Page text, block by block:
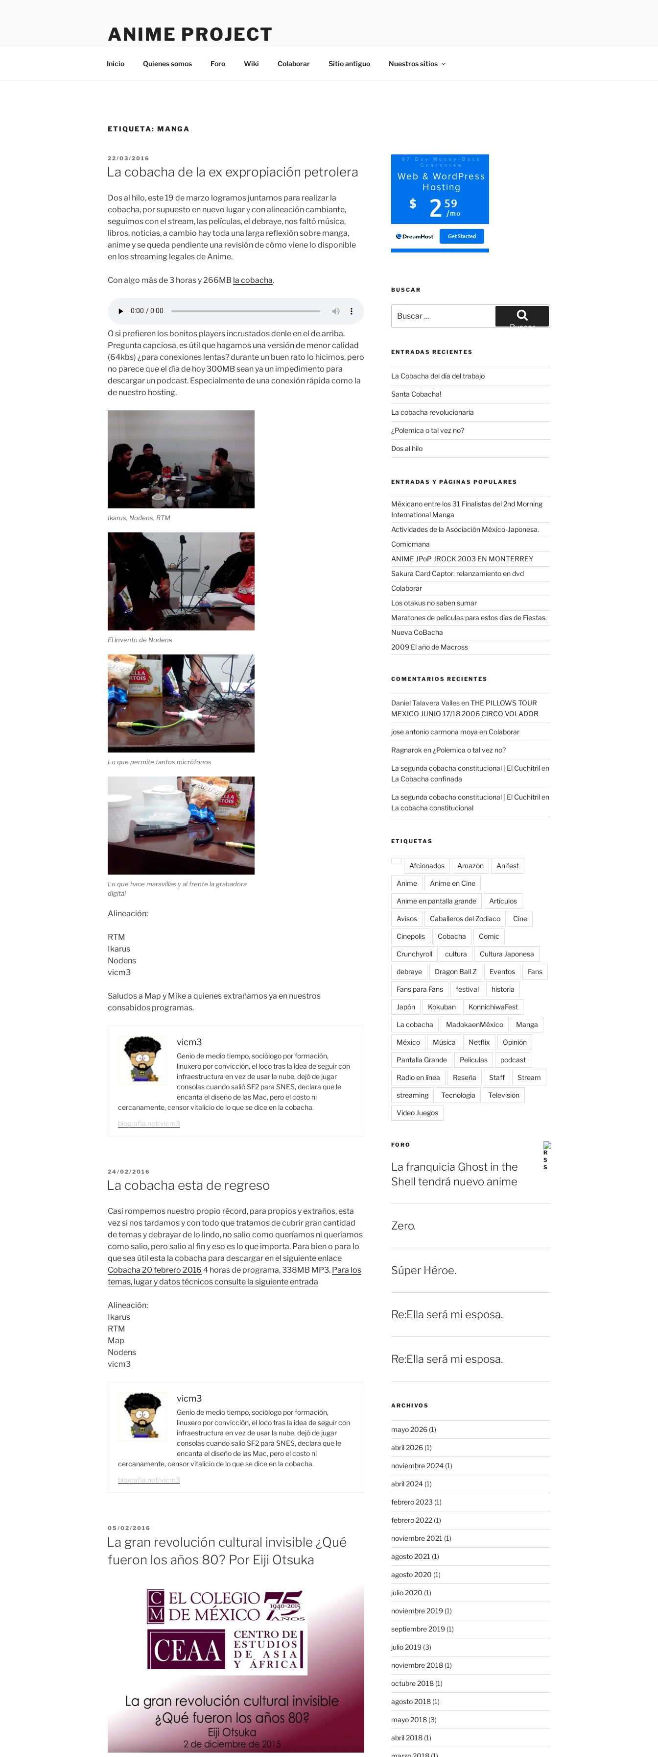
ANIME PROJECT
Inicio Quienes somos Foro Wiki Colaborar Sitio antiguo Nuestros sitios
ETIQUETA: MANGA
PUBLICADO
EL
22/03/2016
La cobacha de la ex expropiación petrolera
Dos al hilo, este 19 de marzo logramos juntarnos para realizar la
cobacha, por supuesto en nuevo lugar y con alineación cambiante,
seguimos con el stream, las películas, el debraye, nos faltó música,
libros, noticias, a cambio hay toda una larga reflexión sobre manga,
anime y se queda pendiente una revisión de cómo viene lo disponible
en los streaming legales de Anime.
Con algo más de 3 horas y 266MB la cobacha.
O si prefieren los bonitos players incrustados denle en el de arriba.
Pregunta capciosa, es útil que hagamos una versión de menor calidad
(64kbs) ¿para conexiones lentas? durante un buen rato lo hicimos, pero
no parece que el día de hoy 300MB sean ya un impedimento para
descargar un podcast. Especialmente de una conexión rápida como la
de nuestro hosting.
Ikarus, Nodens, RTM
El invento de Nodens
Lo que permite tantos micrófonos
Lo que hace maravillas y al frente la grabadora
digital
Alineación:
RTM
Ikarus
Nodens
vicm3
Saludos a Map y Mike a quienes extrañamos ya en nuestros
consabidos programas.
vicm3
Genio de medio tiempo, sociólogo por formación,
linuxero por convicción, el loco tras la idea de seguir con
infraestructura en vez de usar la nube, dejó de jugar
consolas cuando salió SF2 para SNES, declara que le
encanta el diseño de las Mac, pero el costo ni
cercanamente, censor vitalicio de lo que se dice en la cobacha.
blografia.net/vicm3
PUBLICADO
EL
24/02/2016
La cobacha esta de regreso
Casi rompemos nuestro propio récord, para propios y extraños, esta
vez si nos tardamos y con todo que tratamos de cubrir gran cantidad
de temas y debrayar de lo lindo, no salio como queríamos ni queríamos
como salio, pero salio al fin y eso es lo que importa. Para bien o para lo
que sea útil esta la cobacha para descargar en el siguiente enlace
Cobacha 20 febrero 2016 4 horas de programa, 338MB MP3. Para los
temas, lugar y datos técnicos consulte la siguiente entrada
Alineación:
Ikarus
RTM
Map
Nodens
vicm3
vicm3
Genio de medio tiempo, sociólogo por formación,
linuxero por convicción, el loco tras la idea de seguir con
infraestructura en vez de usar la nube, dejó de jugar
consolas cuando salió SF2 para SNES, declara que le
encanta el diseño de las Mac, pero el costo ni
cercanamente, censor vitalicio de lo que se dice en la cobacha.
blografia.net/vicm3
PUBLICADO
EL
05/02/2016
La gran revolución cultural invisible ¿Qué
fueron los años 80? Por Eiji Otsuka
BUSCAR
por:
Buscar
ENTRADAS RECIENTES
La Cobacha del día del trabajo
Santa Cobacha!
La cobacha revolucionaria
¿Polemica o tal vez no?
Dos al hilo
ENTRADAS Y PÁGINAS POPULARES
Méxicano entre los 31 Finalistas del 2nd Morning
International Manga
Actividades de la Asociación México-Japonesa.
Comicmana
ANIME JPoP JROCK 2003 EN MONTERREY
Sakura Card Captor: relanzamiento en dvd
Colaborar
Los otakus no saben sumar
Maratones de peliculas para estos dias de Fiestas.
Nueva CoBacha
2009 El año de Macross
COMENTARIOS RECIENTES
Daniel Talavera VallesenTHE PILLOWS TOUR
MEXICO JUNIO 17/18 2006 CIRCO VOLADOR
jose antonio carmona moya en Colaborar
Ragnarok en¿Polemica o tal vez no?
La segunda cobacha constitucional | El Cuchitrilen
La Cobacha confinada
La segunda cobacha constitucional | El Cuchitrilen
La cobacha constitucional
ETIQUETAS
Afcionados Amazon Anifest
Anime Anime en Cine
Anime en pantalla grande Artículos
Avisos Caballeros del Zodiaco Cine
Cinepolis Cobacha Comic
Crunchyroll cultura Cultura Japonesa
debraye Dragon Ball Z Eventos Fans
Fans para Fans festival historia
Japón Kokuban KonnichiwaFest
La cobacha MadokaenMéxico Manga
México Música Netflix Opinión
Pantalla Grande Peliculas podcast
Radio en línea Reseña Staff Stream
streaming Tecnologia Televisión
Video Juegos
FORO
La franquicia Ghost in the
Shell tendrá nuevo anime
Zero.
Súper Héroe.
Re:Ella será mi esposa.
Re:Ella será mi esposa.
ARCHIVOS
mayo 2026(1)
abril 2026(1)
noviembre 2024(1)
abril 2024(1)
febrero 2023 (1)
febrero 2022(1)
noviembre 2021 (1)
agosto 2021 (1)
agosto 2020 (1)
julio 2020 (1)
noviembre 2019(1)
septiembre 2019(1)
julio 2019(3)
noviembre 2018(1)
octubre 2018(1)
agosto 2018(1)
mayo 2018(3)
abril 2018(1)